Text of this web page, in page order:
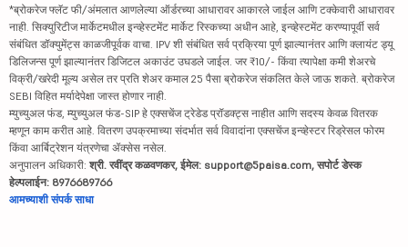
*ब्रोकरेज फ्लॅट फी/अंमलात आणलेल्या ऑर्डरच्या आधारावर आकारले जाईल आणि टक्केवारी आधारावर
नाही. सिक्युरिटीज मार्केटमधील इन्व्हेस्टमेंट मार्केट रिस्कच्या अधीन आहे, इन्व्हेस्टमेंट करण्यापूर्वी सर्व
संबंधित डॉक्युमेंट्स काळजीपूर्वक वाचा. IPV शी संबंधित सर्व प्रक्रिया पूर्ण झाल्यानंतर आणि क्लायंट ड्यू
डिलिजन्स पूर्ण झाल्यानंतर डिजिटल अकाउंट उघडले जाईल. जर ₹10/- किंवा त्यापेक्षा कमी शेअरचे
विक्री/खरेदी मूल्य असेल तर प्रति शेअर कमाल 25 पैसा ब्रोकरेज संकलित केले जाऊ शकते. ब्रोकरेज
SEBI विहित मर्यादेपेक्षा जास्त होणार नाही.
म्युच्युअल फंड, म्युच्युअल फंड-SIP हे एक्सचेंज ट्रेडेड प्रॉडक्ट्स नाहीत आणि सदस्य केवळ वितरक
म्हणून काम करीत आहे. वितरण उपक्रमाच्या संदर्भात सर्व विवादांना एक्सचेंज इन्व्हेस्टर रिड्रेसल फोरम
किंवा आर्बिट्रेशन यंत्रणेचा ॲक्सेस नसेल.
अनुपालन अधिकारी: श्री. रवींद्र कळवणकर, ईमेल: support@5paisa.com, सपोर्ट डेस्क
हेल्पलाईन: 8976689766
आमच्याशी संपर्क साधा